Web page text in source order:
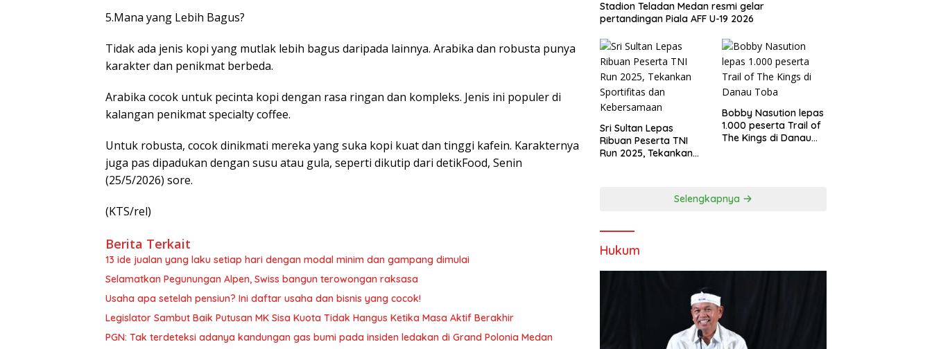
5.Mana yang Lebih Bagus?
Tidak ada jenis kopi yang mutlak lebih bagus daripada lainnya. Arabika dan robusta punya
karakter dan penikmat berbeda.
Arabika cocok untuk pecinta kopi dengan rasa ringan dan kompleks. Jenis ini populer di
kalangan penikmat specialty coffee.
Untuk robusta, cocok dinikmati mereka yang suka kopi kuat dan tinggi kafein. Karakternya
juga pas dipadukan dengan susu atau gula, seperti dikutip dari detikFood, Senin
(25/5/2026) sore.
(KTS/rel)
Berita Terkait
13 ide jualan yang laku setiap hari dengan modal minim dan gampang dimulai
Selamatkan Pegunungan Alpen, Swiss bangun terowongan raksasa
Usaha apa setelah pensiun? Ini daftar usaha dan bisnis yang cocok!
Legislator Sambut Baik Putusan MK Sisa Kuota Tidak Hangus Ketika Masa Aktif Berakhir
PGN: Tak terdeteksi adanya kandungan gas bumi pada insiden ledakan di Grand Polonia Medan
Stadion Teladan Medan resmi gelar
pertandingan Piala AFF U-19 2026
Sri Sultan Lepas
Ribuan Peserta TNI
Run 2025, Tekankan
Bobby Nasution lepas
1.000 peserta Trail of
The Kings di Danau
Selengkapnya
Hukum